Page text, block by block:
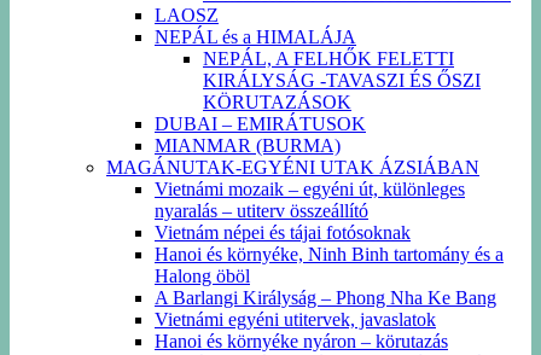
LAOSZ
NEPÁL és a HIMALÁJA
NEPÁL, A FELHŐK FELETTI
KIRÁLYSÁG -TAVASZI ÉS ŐSZI
KÖRUTAZÁSOK
DUBAI – EMIRÁTUSOK
MIANMAR (BURMA)
MAGÁNUTAK-EGYÉNI UTAK ÁZSIÁBAN
Vietnámi mozaik – egyéni út, különleges
nyaralás – utiterv összeállító
Vietnám népei és tájai fotósoknak
Hanoi és környéke, Ninh Binh tartomány és a
Halong öböl
A Barlangi Királyság – Phong Nha Ke Bang
Vietnámi egyéni utitervek, javaslatok
Hanoi és környéke nyáron – körutazás